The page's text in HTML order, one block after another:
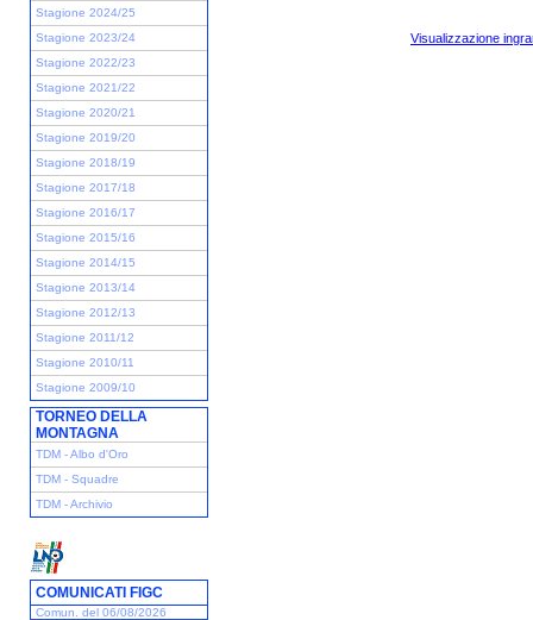
Stagione 2024/25
Stagione 2023/24
Stagione 2022/23
Stagione 2021/22
Stagione 2020/21
Stagione 2019/20
Stagione 2018/19
Stagione 2017/18
Stagione 2016/17
Stagione 2015/16
Stagione 2014/15
Stagione 2013/14
Stagione 2012/13
Stagione 2011/12
Stagione 2010/11
Stagione 2009/10
TORNEO DELLA
MONTAGNA
TDM - Albo d'Oro
TDM - Squadre
TDM - Archivio
COMUNICATI FIGC
Comun. del 06/08/2026
Visualizzazione